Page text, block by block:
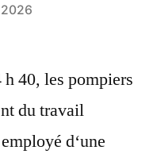
40, les pompiers
du travail
d‘une